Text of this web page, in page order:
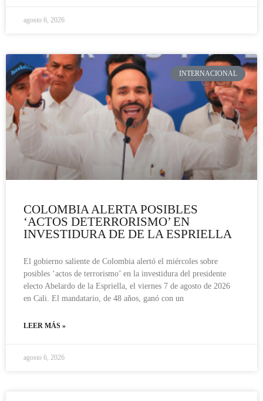
agosto 6, 2026
INTERNACIONAL
COLOMBIA ALERTA POSIBLES
‘ACTOS DETERRORISMO’ EN
INVESTIDURA DE DE LA ESPRIELLA
El gobierno saliente de Colombia alertó el miércoles sobre
posibles ‘actos de terrorismo’ en la investidura del presidente
electo Abelardo de la Espriella, el viernes 7 de agosto de 2026
en Cali. El mandatario, de 48 años, ganó con un
LEER MÁS »
agosto 6, 2026